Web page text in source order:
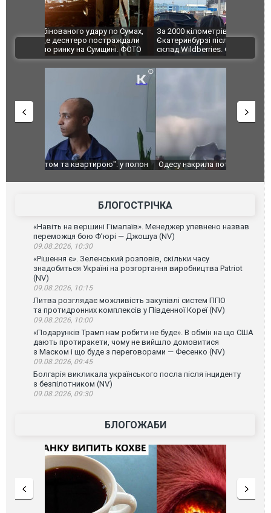
За 2000 кілометрів від кордону з Україною: в
Єкатеринбурзі після атаки дронів загорівся
склад Wildberries. ФОТО. ВІДЕО
"Мої
ВІДЕО
Одесу накрила потужна злива з градом та
Вже
БЛОГОСТРІЧКА
«Навіть на вершині Гімалаїв». Менеджер упевнено назвав
переможця бою Ф’юрі — Джошуа (NV)
09.08.2026, 10:30
«Рішення є». Зеленський розповів, скільки часу
знадобиться Україні на розгортання виробництва Patriot
(NV)
09.08.2026, 10:15
Литва розглядає можливість закупівлі систем ППО
та протидронних комплексів у Південної Кореї (NV)
09.08.2026, 10:00
«Подарунків Трамп нам робити не буде». В обмін на що США
дають протиракети, чому не вийшло домовитися
з Маском і що буде з переговорами — Фесенко (NV)
09.08.2026, 09:45
Болгарія викликала українського посла після інциденту
з безпілотником (NV)
09.08.2026, 09:30
БЛОГОЖАБИ